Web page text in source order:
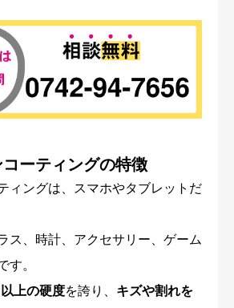
ーティングの特徴
ィングは、スマホやタブレットだ
ス、時計、アクセサリー、ゲーム
す。
上の硬度を誇り、 キズや割れを